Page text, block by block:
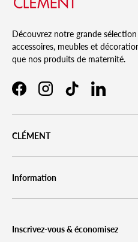
Découvrez notre grande
accessoires, meubles et
que nos produits de maternité.
FacebookInstagramTikTok LinkedIn
CLÉMENT
Information
Inscrivez-vous & économisez